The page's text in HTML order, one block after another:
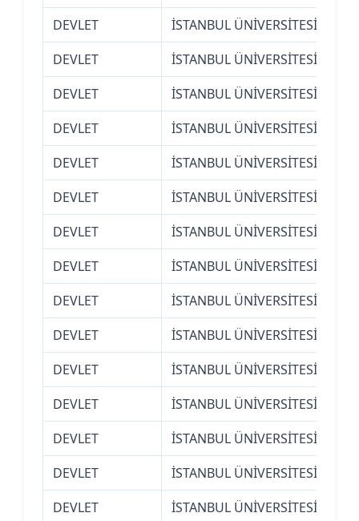
DEVLET
İSTANBUL ÜNİVERSİTESİ
DEVLET
İSTANBUL ÜNİVERSİTESİ
DEVLET
İSTANBUL ÜNİVERSİTESİ
DEVLET
İSTANBUL ÜNİVERSİTESİ
DEVLET
İSTANBUL ÜNİVERSİTESİ
DEVLET
İSTANBUL ÜNİVERSİTESİ
DEVLET
İSTANBUL ÜNİVERSİTESİ
DEVLET
İSTANBUL ÜNİVERSİTESİ
DEVLET
İSTANBUL ÜNİVERSİTESİ
DEVLET
İSTANBUL ÜNİVERSİTESİ
DEVLET
İSTANBUL ÜNİVERSİTESİ
DEVLET
İSTANBUL ÜNİVERSİTESİ
DEVLET
İSTANBUL ÜNİVERSİTESİ
DEVLET
İSTANBUL ÜNİVERSİTESİ
DEVLET
İSTANBUL ÜNİVERSİTESİ